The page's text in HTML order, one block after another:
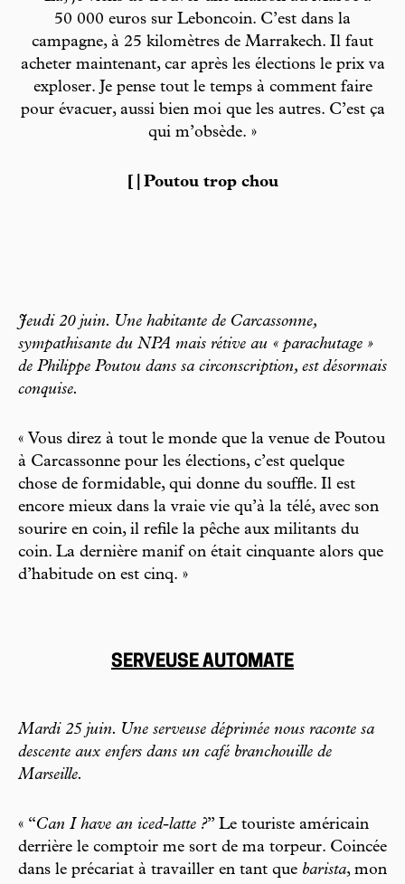
50 000 euros sur Leboncoin. C’est dans la
campagne, à 25 kilomètres de Marrakech. Il faut
acheter maintenant, car après les élections le prix va
exploser. Je pense tout le temps à comment faire
pour évacuer, aussi bien moi que les autres. C’est ça
qui m’obsède. »
[|Poutou trop chou
Jeudi 20 juin. Une habitante de Carcassonne,
sympathisante du NPA mais rétive au « parachutage »
de Philippe Poutou dans sa circonscription, est désormais
conquise.
« Vous direz à tout le monde que la venue de Poutou
à Carcassonne pour les élections, c’est quelque
chose de formidable, qui donne du souffle. Il est
encore mieux dans la vraie vie qu’à la télé, avec son
sourire en coin, il refile la pêche aux militants du
coin. La dernière manif on était cinquante alors que
d’habitude on est cinq. »
SERVEUSE AUTOMATE
Mardi 25 juin. Une serveuse déprimée nous raconte sa
descente aux enfers dans un café branchouille de
Marseille.
« “Can I have an iced-latte ?” Le touriste américain
derrière le comptoir me sort de ma torpeur. Coincée
dans le précariat à travailler en tant que barista, mon